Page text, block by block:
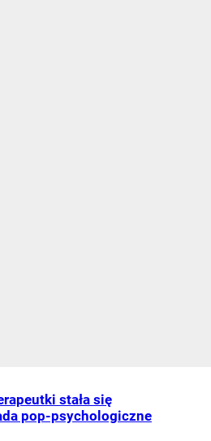
stała się
pop-psychologiczne